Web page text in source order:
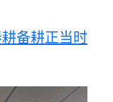
备耕正当时